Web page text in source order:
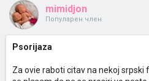
mimidjon
Популарен член
Psorijaza
Za ovie raboti citav na nekoj